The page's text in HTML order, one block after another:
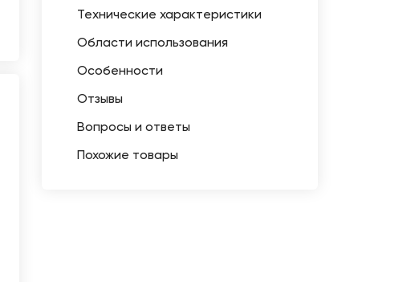
Технические характеристики
Области использования
Особенности
Отзывы
Вопросы и ответы
Похожие товары